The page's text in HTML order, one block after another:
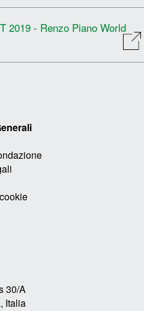
2019 - Renzo Piano World
30/A
Italia